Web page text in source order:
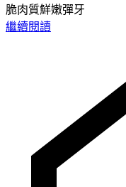
脆肉質鮮嫩彈牙
繼續閱讀